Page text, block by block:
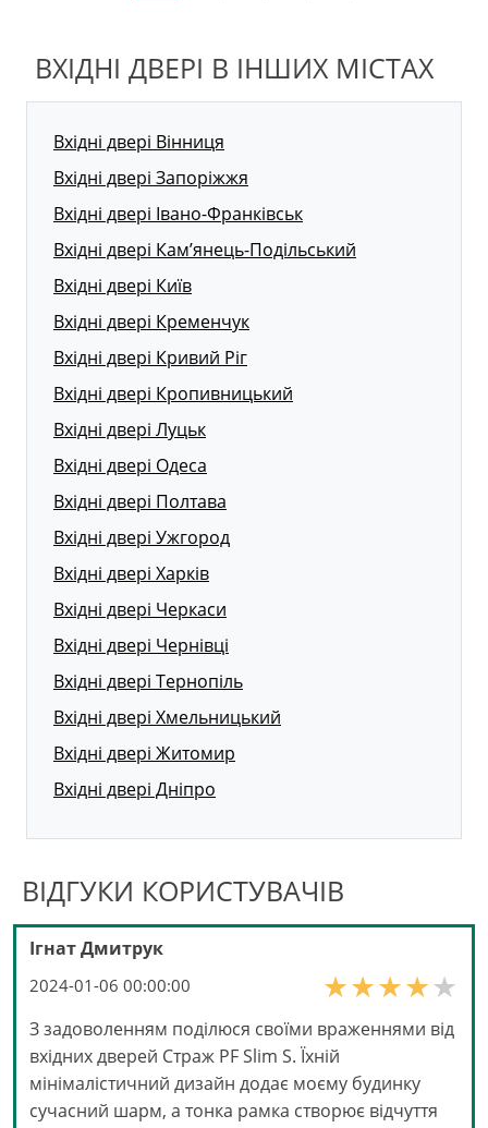
ВХІДНІ ДВЕРІ В ІНШИХ МІСТАХ
Вхідні двері Вінниця
Вхідні двері Запоріжжя
Вхідні двері Івано-Франківськ
Вхідні двері Кам’янець-Подільський
Вхідні двері Київ
Вхідні двері Кременчук
Вхідні двері Кривий Ріг
Вхідні двері Кропивницький
Вхідні двері Луцьк
Вхідні двері Одеса
Вхідні двері Полтава
Вхідні двері Ужгород
Вхідні двері Харків
Вхідні двері Черкаси
Вхідні двері Чернівці
Вхідні двері Тернопіль
Вхідні двері Хмельницький
Вхідні двері Житомир
Вхідні двері Дніпро
ВІДГУКИ КОРИСТУВАЧІВ
Ігнат Дмитрук
2024-01-06 00:00:00
З задоволенням поділюся своїми враженнями від
вхідних дверей Страж PF Slim S. Їхній
мінімалістичний дизайн додає моєму будинку
сучасний шарм, а тонка рамка створює відчуття